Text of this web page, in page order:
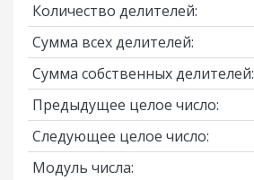
Количество делителей:
Сумма всех делителей:
Сумма собственных делителей:
Предыдущее целое число:
Следующее целое число:
Модуль числа: